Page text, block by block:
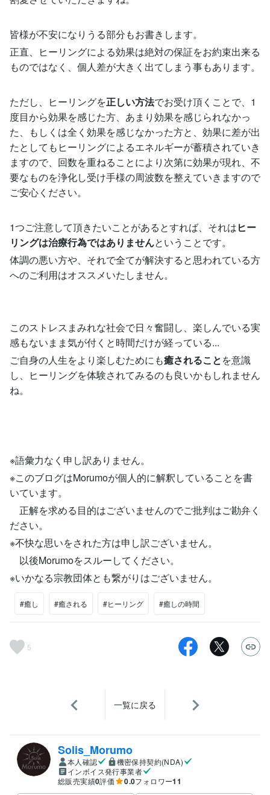
皆様が不安になりうる部分もお書きします。
正直、ヒーリングによる効果は絶対の保証をお約束出来る
ものではなく、個人差が大きく出てしまう事もあります。
ただし、ヒーリングを正しい方法でお受け頂くことで、1
度目から効果を感じた方、あまり効果を感じられなかっ
た、もしくは全く効果を感じなかった方と、効果に差が出
たとしてもヒーリングによるエネルギーが蓄積されていき
ますので、回数を重ねることにより次第に効果が現れ、不
要なものを浄化し受け手様の周波数を整えていきますので
ご安心ください。
1つご注意して頂きたいことがあるとすれば、それはヒー
リングは治療行為ではありませんということです。
体調の悪い方や、それで全てが解決すると思われている方
へのご利用はオススメいたしません。
このストレスまみれな社会で日々奮闘し、楽しんでいる実
感もないまま気が付くと時間だけが経っている...
ご自身の人生をより楽しむためにも癒されることを意識
し、ヒーリングを体験されてみるのも良いかもしれません
ね。
※語彙力なく申し訳ありません。
※このブログはMorumoが個人的に解釈していることを書
いています。
正解を求める目的はございませんのでご批判はご勘弁く
ださい。
※不快な思いをされた方は申し訳ございません。
以後Morumoをスルーしてください。
※いかなる宗教団体とも繋がりはございません。
#癒し #癒される #ヒーリング #癒しの時間
5
一覧に戻る
Solis_Morumo
本人確認
機密保持契約(NDA)
インボイス発行事業者
総販売実績0評価 0.0フォロワー11